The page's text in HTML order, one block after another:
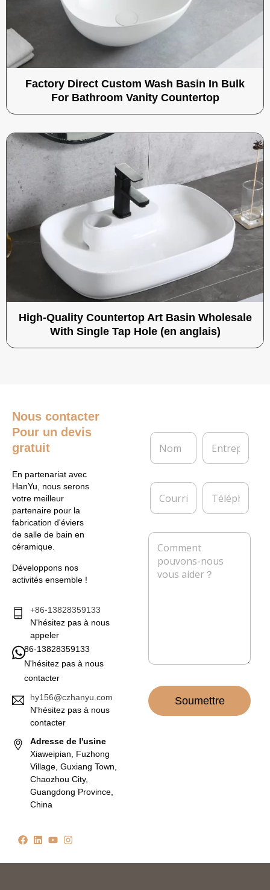
Factory Direct Custom Wash Basin In Bulk
For Bathroom Vanity Countertop
High-Quality Countertop Art Basin Wholesale
With Single Tap Hole (en anglais)
Nous contacter
Pour un devis
gratuit
En partenariat avec
HanYu, nous serons
votre meilleur
partenaire pour la
fabrication d'éviers
de salle de bain en
céramique.
Développons nos
activités ensemble !
+86-13828359133
N'hésitez pas à nous
appeler
86-13828359133
N'hésitez pas à nous
contacter
hy156@czhanyu.com
N'hésitez pas à nous
contacter
Adresse de l'usine
Xiaweipian, Fuzhong
Village, Guxiang Town,
Chaozhou City,
Guangdong Province,
China
N
m
E
t
e
r
s
C
u
r
T
l
p
o
n
e
M
Soumettre